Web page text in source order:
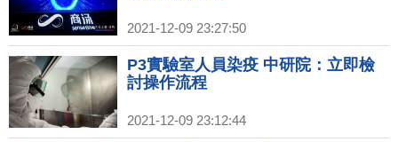
2021-12-09 23:27:50
P3實驗室人員染疫 中研院：立即檢
討操作流程
2021-12-09 23:12:44